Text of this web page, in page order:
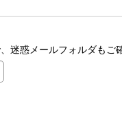
迷惑メールフォルダもご